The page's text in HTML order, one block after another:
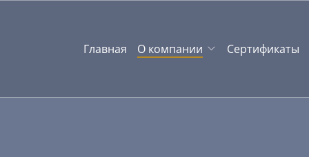
Главная О компании Сертификаты